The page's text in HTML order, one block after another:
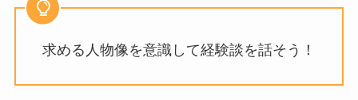
求める人物像を意識して経験談を話そう！